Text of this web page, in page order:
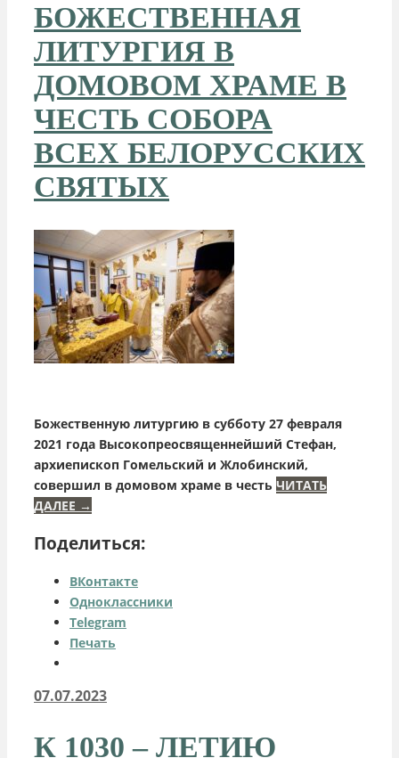
БОЖЕСТВЕННАЯ
ЛИТУРГИЯ В
ДОМОВОМ ХРАМЕ В
ЧЕСТЬ СОБОРА
ВСЕХ БЕЛОРУССКИХ
СВЯТЫХ
Божественную литургию в субботу 27 февраля
2021 года Высокопреосвященнейший Стефан,
архиепископ Гомельский и Жлобинский,
совершил в домовом храме в честь ЧИТАТЬ
ДАЛЕЕ →
Поделиться:
ВКонтакте
Одноклассники
Telegram
Печать
07.07.2023
К 1030 – ЛЕТИЮ